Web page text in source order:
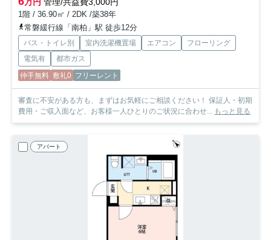
万円 管理/共益費3,000円
1階 / 36.90㎡ / 2DK /築38年
常磐緩行線「南柏」駅 徒歩12分
バス・トイレ別 室内洗濯機置場 エアコン
フローリング
電気有
都市ガス
仲手無料 敷礼0 フリーレント
審査に不安がある方も、まずはお気軽にご相談ください！ 保証人・初期
費用・ご収入面など、お客様一人ひとりのご状況に合わせ... もっと見る
アパート